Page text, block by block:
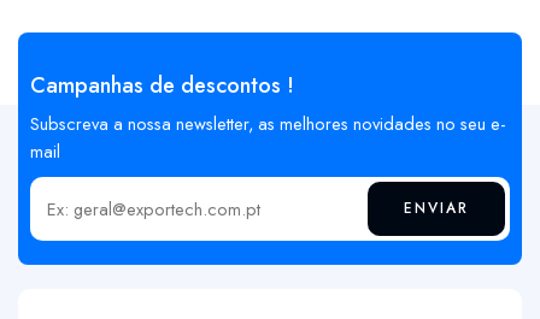
Campanhas de descontos !
Subscreva a nossa newsletter, as melhores novidades no seu e-
mail
Insira o seu email ENVIAR